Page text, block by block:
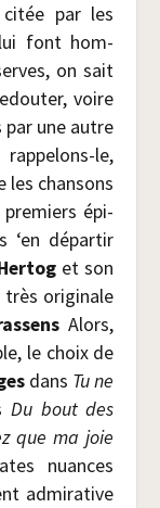
par les
lui font hom­
on sait
voire
par une autre
le,
les chan­sons
pre­miers épi­
‘en dépar­tir
et son
très ori­gi­nale
Alors,
le choix de
dans Tu ne
Du bout des
que ma joie
nuances
admi­ra­tive